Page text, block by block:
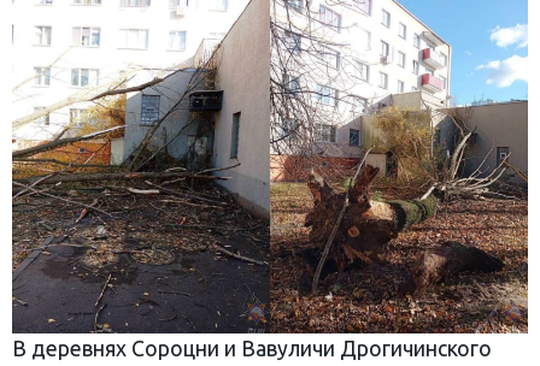
В деревнях Сороцни и Вавуличи Дрогичинского